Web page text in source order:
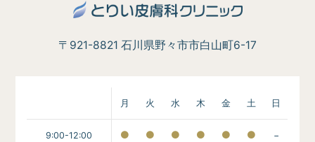
〒921-8821 石川県野々市市白山町6-17
月 火 水 木 金 土 日
9:00-12:00 −